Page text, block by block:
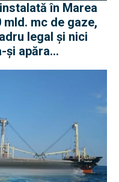
în Marea
mld. mc de gaze,
legal și nici
și apăra